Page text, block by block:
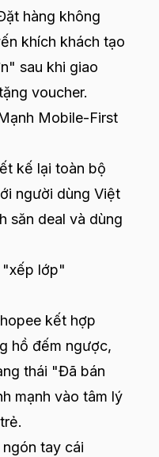
hàng không
khích khách tạo
sau khi giao
voucher.
Mobile-First
kế lại toàn bộ
người dùng Việt
săn deal và dùng
"xếp lớp"
kết hợp
hồ đếm ngược,
thái "Đã bán
mạnh vào tâm lý
tay cái